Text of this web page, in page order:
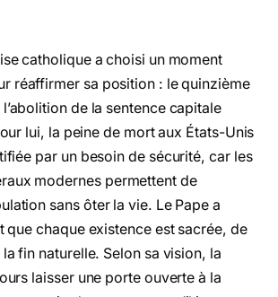
catholique a choisi un moment
réaffirmer sa position : le quinzième
de la sentence capitale
lui, la peine de mort aux États-Unis
par un besoin de sécurité, car les
modernes permettent de
sans ôter la vie. Le Pape a
que chaque existence est sacrée, de
fin naturelle. Selon sa vision, la
laisser une porte ouverte à la